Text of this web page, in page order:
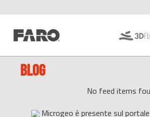
BLOG
No feed items
Microgeo è presente sul